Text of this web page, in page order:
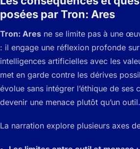
posées par Tron: Ares
Tron: Ares ne se limite pas à une
: il engage une réflexion profonde sur
intelligences artificielles avec les
met en garde contre les dérives
évolue sans intégrer l’éthique de ses
devenir une menace plutôt qu’un outil.
La narration explore plusieurs axes